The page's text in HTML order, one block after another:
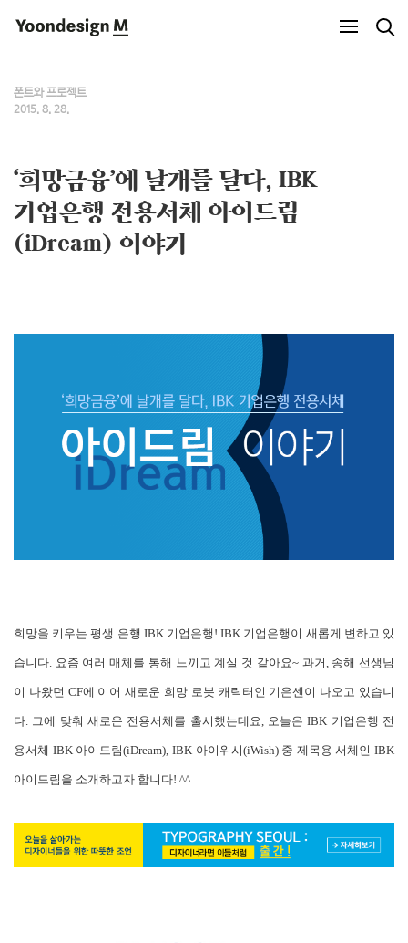
Yoondesign M
폰트와 프로젝트
2015. 8. 28.
‘희망금융’에 날개를 달다, IBK
기업은행 전용서체 아이드림
(iDream) 이야기
희망을 키우는 평생 은행 IBK 기업은행! IBK 기업은행이 새롭게 변하고 있
습니다. 요즘 여러 매체를 통해 느끼고 계실 것 같아요~ 과거, 송해 선생님
이 나왔던 CF에 이어 새로운 희망 로봇 캐릭터인 기은센이 나오고 있습니
다. 그에 맞춰 새로운 전용서체를 출시했는데요, 오늘은 IBK 기업은행 전
용서체 IBK 아이드림(iDream), IBK 아이위시(iWish) 중 제목용 서체인 IBK
아이드림을 소개하고자 합니다! ^^